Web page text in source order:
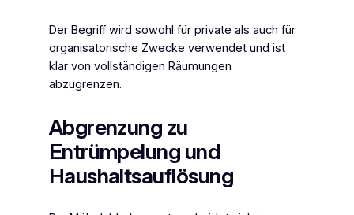
Der Begriff wird sowohl für private als auch für
organisatorische Zwecke verwendet und ist
klar von vollständigen Räumungen
abzugrenzen.
Abgrenzung zu
Entrümpelung und
Haushaltsauflösung